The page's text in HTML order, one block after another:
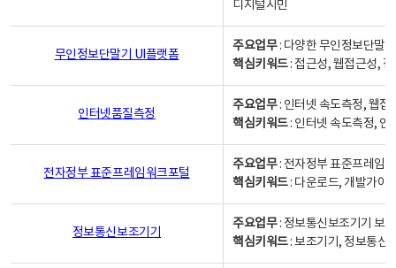
디지털시민
무인정보단말기 UI플랫폼
주요업무: 다양한 무인정보단말
핵심키워드: 접근성, 웹접근성,
인터넷품질측정
주요업무: 인터넷 속도측정, 웹접
핵심키워드: 인터넷 속도측정, 인
전자정부 표준프레임워크포털
주요업무: 전자정부 표준프레임
핵심키워드: 다운로드, 개발가이
정보통신보조기기
주요업무: 정보통신보조기기 보
핵심키워드: 보조기기, 정보통신